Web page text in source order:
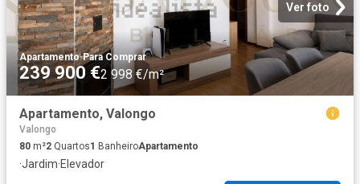
Ver foto
Apartamento·Para Comprar
239 900 €2 998 €/m²
Apartamento, Valongo
Valongo
80 m²2 Quartos1 BanheiroApartamento
·Jardim·Elevador